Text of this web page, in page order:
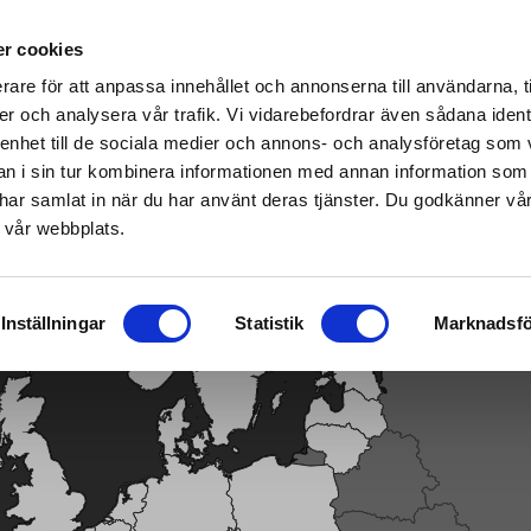
cookies
för att anpassa innehållet och annonserna till användarna,
och analysera vår trafik. Vi vidarebefordrar även sådana
till de sociala medier och annons- och analysföretag som
i sin tur kombinera informationen med annan information
samlat in när du har använt deras tjänster. Du godkänner
webbplats.
Inställningar Statistik
Cosechadoras | Combustible/Lubricación/Motor Smart garden